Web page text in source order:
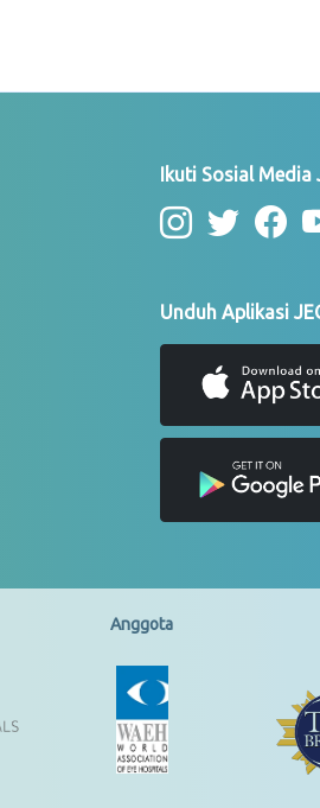
Ikuti Sosial Media
Unduh Aplikasi
Anggota